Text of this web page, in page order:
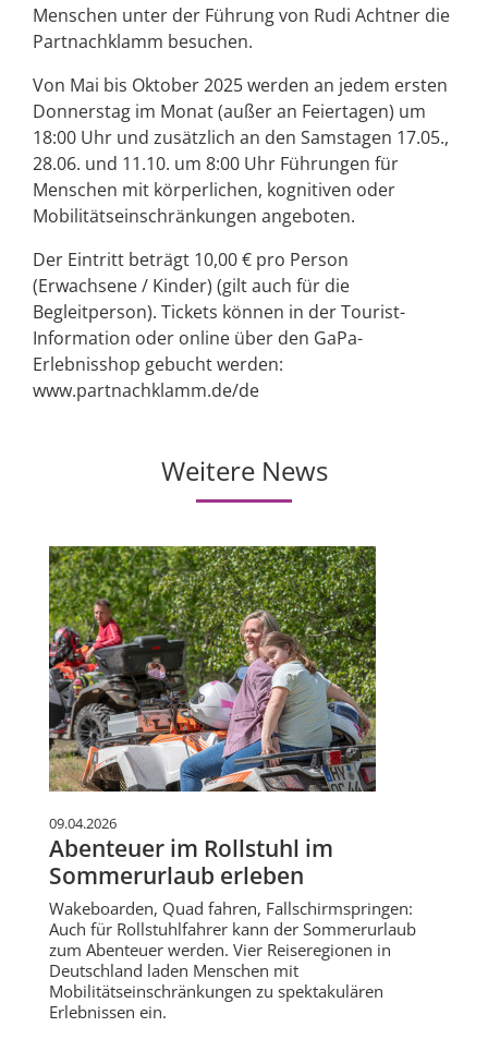
Menschen unter der Führung von Rudi Achtner die
Partnachklamm besuchen.
Von Mai bis Oktober 2025 werden an jedem ersten
Donnerstag im Monat (außer an Feiertagen) um
18:00 Uhr und zusätzlich an den Samstagen 17.05.,
28.06. und 11.10. um 8:00 Uhr Führungen für
Menschen mit körperlichen, kognitiven oder
Mobilitätseinschränkungen angeboten.
Der Eintritt beträgt 10,00 € pro Person
(Erwachsene / Kinder) (gilt auch für die
Begleitperson). Tickets können in der Tourist-
Information oder online über den GaPa-
Erlebnisshop gebucht werden:
www.partnachklamm.de/de
Weitere News
09.04.2026
Abenteuer im Rollstuhl im
Sommerurlaub erleben
Wakeboarden, Quad fahren, Fallschirmspringen:
Auch für Rollstuhlfahrer kann der Sommerurlaub
zum Abenteuer werden. Vier Reiseregionen in
Deutschland laden Menschen mit
Mobilitätseinschränkungen zu spektakulären
Erlebnissen ein.